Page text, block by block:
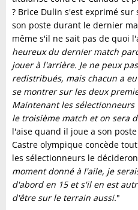
? Brice Dulin s'est exprimé
son poste durant le dernier
même s'il ne sait pas de quoi
heureux du dernier match
jouer à l'arrière. Je ne peux
redistribués, mais chacun a
se montrer sur les deux
Maintenant les
le troisième match et on sera
l'aise quand il joue a son
Castre olympique concède
les sélectionneurs le
moment donné à l'aile, je
d'abord en 15 et s'il en est
d'être sur le terrain aussi."